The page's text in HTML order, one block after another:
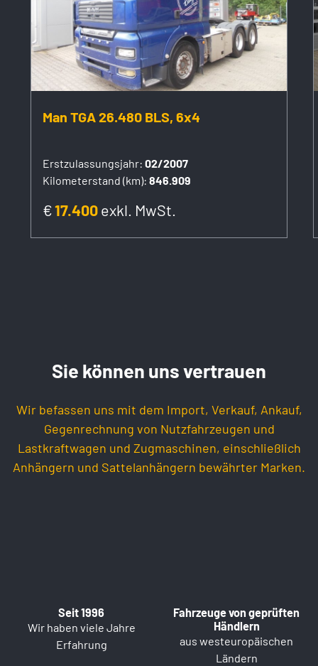
Man TGA 26.480 BLS, 6x4
Erstzulassungsjahr: 02/2007
Kilometerstand (km): 846.909
€17.400exkl. MwSt.
Sie können uns vertrauen
Wir befassen uns mit dem Import, Verkauf, Ankauf,
Gegenrechnung von Nutzfahrzeugen und
Lastkraftwagen und Zugmaschinen, einschließlich
Anhängern und Sattelanhängern bewährter Marken.
Seit 1996
Wir haben viele Jahre
Erfahrung
Fahrzeuge von geprüften
Händlern
aus westeuropäischen
Ländern